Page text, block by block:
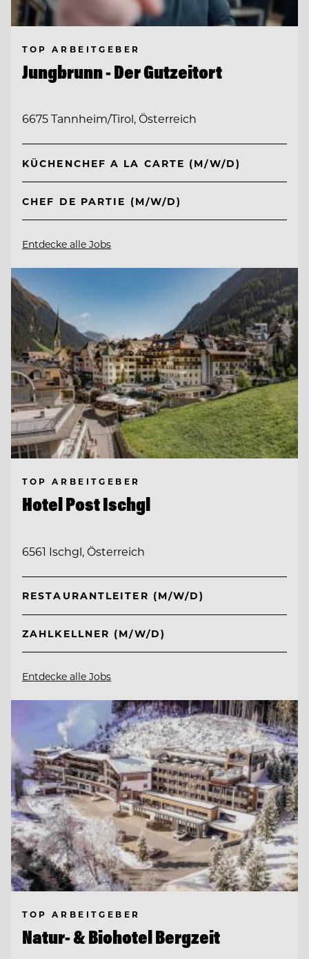
TOP ARBEITGEBER
Jungbrunn - Der Gutzeitort
6675 Tannheim/Tirol, Österreich
KÜCHENCHEF A LA CARTE (M/W/D)
CHEF DE PARTIE (M/W/D)
Entdecke alle Jobs
TOP ARBEITGEBER
Hotel Post Ischgl
6561 Ischgl, Österreich
RESTAURANTLEITER (M/W/D)
ZAHLKELLNER (M/W/D)
Entdecke alle Jobs
TOP ARBEITGEBER
Natur- & Biohotel Bergzeit